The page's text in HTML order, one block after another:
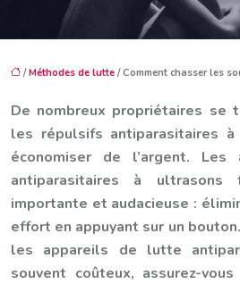
/Méthodes de lutte / Comment chasser les
De nombreux propriétaires se
les répulsifs antiparasitaires
économiser de l’argent.
antiparasitaires à ultrasons
importante et audacieuse :
effort en appuyant sur un
les appareils de lutte
souvent coûteux, assurez-